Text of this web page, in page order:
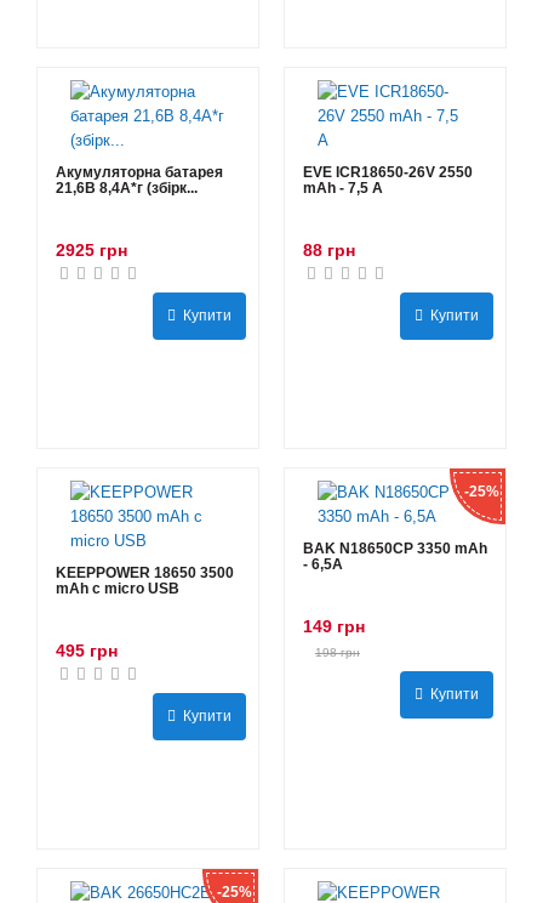
Акумуляторна батарея
21,6В 8,4A*г (збірк...
2925 грн
Купити
EVE ICR18650-26V 2550
mAh - 7,5 А
88 грн
Купити
KEEPPOWER 18650 3500
mAh с micro USB
495 грн
Купити
-25%
BAK N18650CP 3350 mAh
- 6,5А
149 грн
198 грн
Купити
-25%